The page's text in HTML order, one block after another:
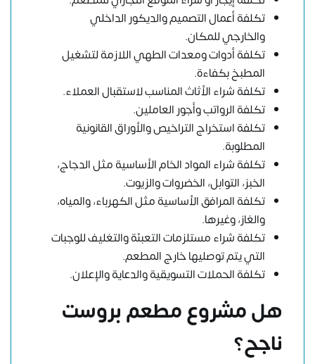
تكلفة أعمال التصميم والديكور الداخلي
والخارجي للمكان.
تكلفة أدوات ومعدات الطهي اللازمة لتشغيل
المطبخ بكفاءة.
تكلفة شراء الأثاث المناسب لاستقبال العملاء.
تكلفة الرواتب وأجور العاملين.
تكلفة استخراج التراخيص والأوراق القانونية
المطلوبة.
تكلفة شراء المواد الخام الأساسية مثل الدجاج،
الخبز، التوابل، الخضروات والزيوت.
تكلفة المرافق الأساسية مثل الكهرباء، والمياه،
والغاز، وغيرها.
تكلفة شراء مستلزمات التعبئة والتغليف للوجبات
التي يتم توصليها خارج المطعم.
تكلفة الحملات التسويقية والدعاية والإعلان.
هل مشروع مطعم بروست
ناجح؟